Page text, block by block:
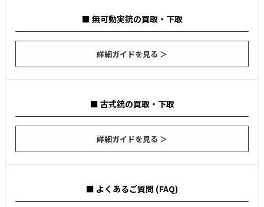
■ 無可動実銃の買取・下取
詳細ガイドを見る ＞
■ 古式銃の買取・下取
詳細ガイドを見る ＞
■ よくあるご質問 (FAQ)